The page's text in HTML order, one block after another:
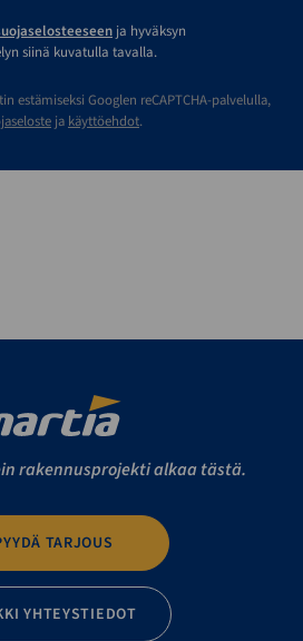
ja hyväksyn
siinä kuvatulla tavalla.
estämiseksi Googlen reCAPTCHA-palvelulla,
ja käyttöehdot.
rakennusprojekti alkaa tästä.
TARJOUS
YHTEYSTIEDOT